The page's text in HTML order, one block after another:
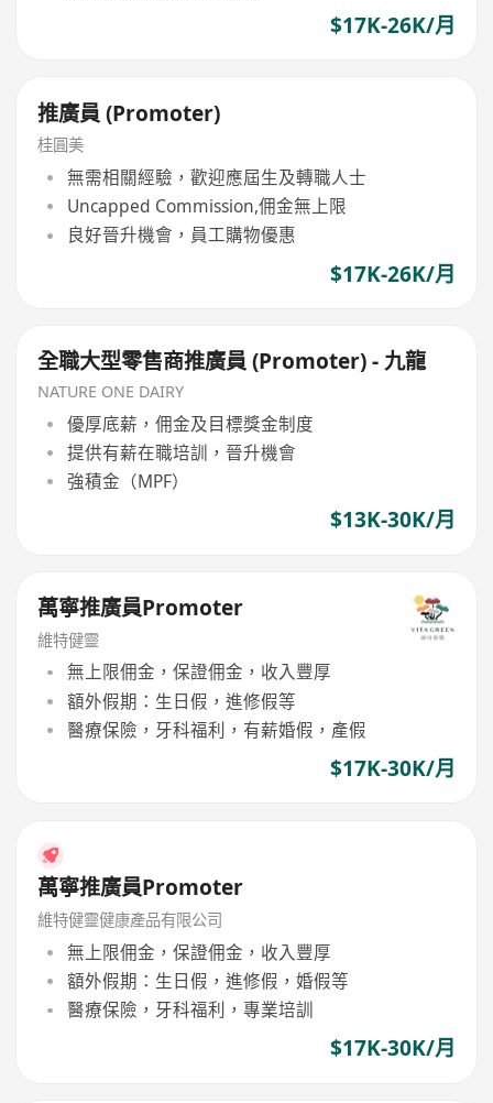
$17K-26K/月
推廣員 (Promoter)
桂圓美
無需相關經驗，歡迎應屆生及轉職人士
Uncapped Commission,佣金無上限
良好晉升機會，員工購物優惠
$17K-26K/月
全職大型零售商推廣員 (Promoter) - 九龍
NATURE ONE DAIRY
優厚底薪，佣金及目標獎金制度
提供有薪在職培訓，晉升機會
強積金（MPF）
$13K-30K/月
萬寧推廣員Promoter
維特健靈
無上限佣金，保證佣金，收入豐厚
額外假期：生日假，進修假等
醫療保險，牙科福利，有薪婚假，產假
$17K-30K/月
萬寧推廣員Promoter
維特健靈健康產品有限公司
無上限佣金，保證佣金，收入豐厚
額外假期：生日假，進修假，婚假等
醫療保險，牙科福利，專業培訓
$17K-30K/月